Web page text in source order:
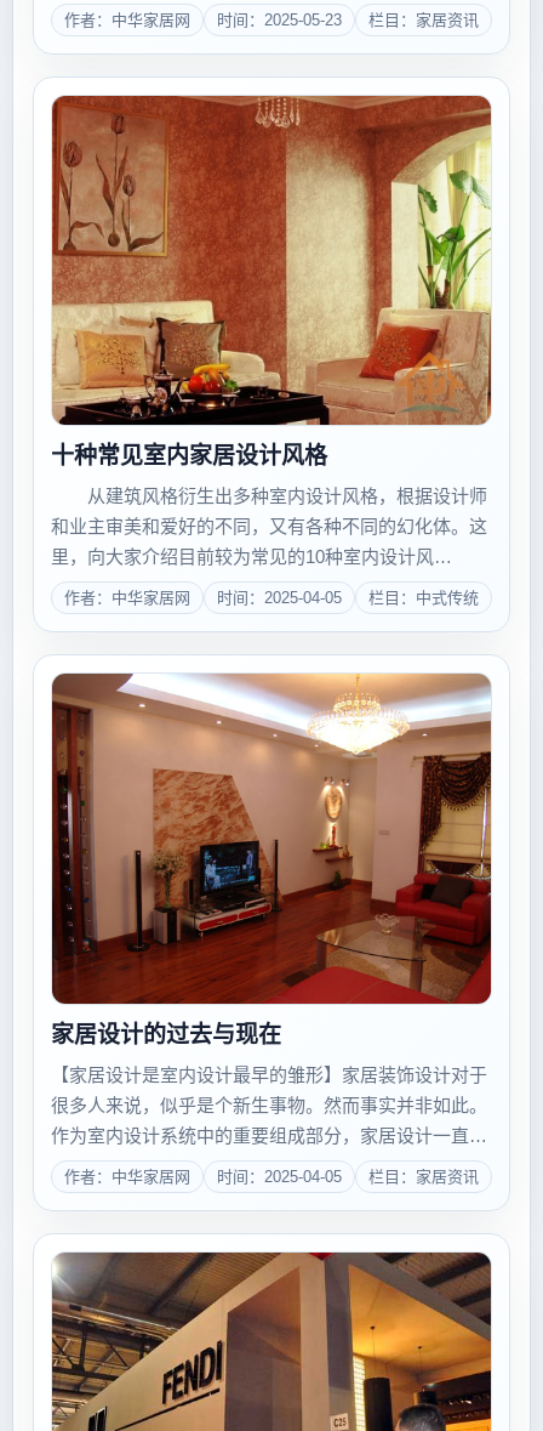
肌肤线条的完美合贴；对于珠宝来讲，是工匠技艺与灵
感跟佩戴者的内涵相洽。而对于家来讲，王恒给出的答
作者：中华家居网 时间：2025-05-23 栏目：家居资讯
十种常见室内家居设计风格
从建筑风格衍生出多种室内设计风格，根据设计师
和业主审美和爱好的不同，又有各种不同的幻化体。这
里，向大家介绍目前较为常见的10种室内设计风
格。 古典风格(豪华富裕) 在装修刚兴起的年
代，装修大多追求的是较为豪华富裕的风格。尤其是在
作者：中华家居网 时间：2025-04-05 栏目：中式传统
家居设计的过去与现在
【家居设计是室内设计最早的雏形】家居装饰设计对于
很多人来说，似乎是个新生事物。然而事实并非如此。
作为室内设计系统中的重要组成部分，家居设计一直起
到了推动室内设计发展的作用，甚至可以说，室内设计
最初，就是表现在家居设计上的，这不难从室内设计的
作者：中华家居网 时间：2025-04-05 栏目：家居资讯